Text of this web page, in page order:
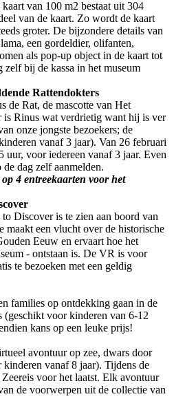
van 100 m2 bestaat uit 304
van de kaart. Zo wordt de kaart
groter. De bijzondere details van
een gordeldier, olifanten,
als pop-up object in de kaart tot
zelf bij de kassa in het museum
Rattendokters
de Rat, de mascotte van Het
is Rinus wat verdrietig want hij is ver
onze jongste bezoekers; de
vanaf 3 jaar). Van 26 februari
uur, voor iedereen vanaf 3 jaar. Even
dag zelf aanmelden.
4 entreekaarten voor het
Discover is te zien aan boord van
maakt een vlucht over de historische
Eeuw en ervaart hoe het
- ontstaan is. De VR is voor
te bezoeken met een geldig
families op ontdekking gaan in de
(geschikt voor kinderen van 6-12
kans op een leuke prijs!
avontuur op zee, dwars door
vanaf 8 jaar). Tijdens de
voor het laatst. Elk avontuur
de voorwerpen uit de collectie van